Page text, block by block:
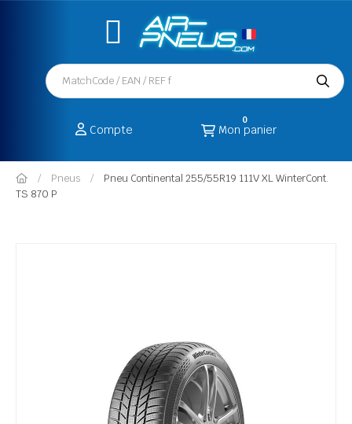
Compte Mon panier
0
Pneus
Pneu Continental 255/55R19 111V XL WinterCont.
TS 870 P